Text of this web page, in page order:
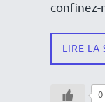
confinez-
LIRE LA
0